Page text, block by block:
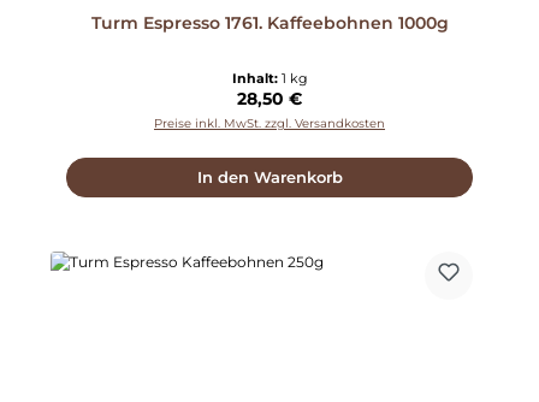
Turm Espresso 1761. Kaffeebohnen 1000g
Inhalt: 1 kg
Regulärer Preis:
28,50 €
Preise inkl. MwSt. zzgl. Versandkosten
In den Warenkorb